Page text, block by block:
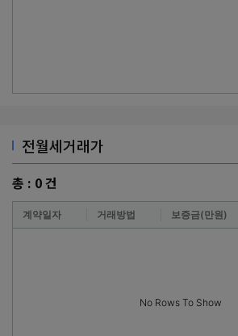
전월세거래가
총 : 0건
계약일자 거래방법 보증금(만원)
No Rows To Show